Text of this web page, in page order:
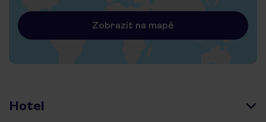
Zobrazit na mapě
Hotel